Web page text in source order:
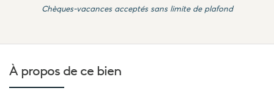
Chèques-vacances acceptés sans limite de plafond
À propos de ce bien